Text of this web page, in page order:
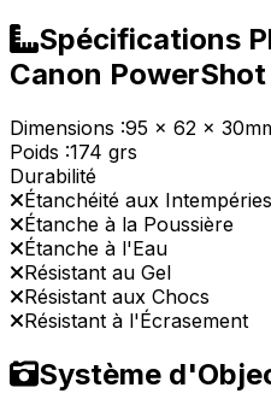
Spécifications
Canon
Dimensions :95 x 62 x
Poids :174 grs
Durabilité
Étanchéité aux Intempéries
Étanche à la Poussière
Étanche à l'Eau
Résistant au Gel
Résistant aux Chocs
Résistant à l'Écrasement
Système